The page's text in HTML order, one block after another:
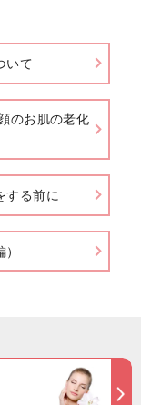
いて
のお肌の老化
する前に